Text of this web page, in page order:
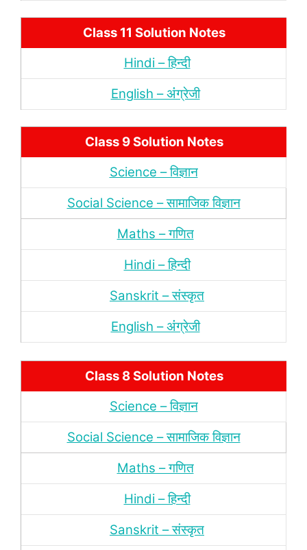
Class 11 Solution Notes
Hindi – हिन्‍दी
English – अंंग्रेजी
Class 9 Solution Notes
Science – विज्ञान
Social Science – सामाजिक विज्ञान
Maths – गणित
Hindi – हिन्‍दी
Sanskrit – संस्‍कृत
English – अंंग्रेजी
Class 8 Solution Notes
Science – विज्ञान
Social Science – सामाजिक विज्ञान
Maths – गणित
Hindi – हिन्‍दी
Sanskrit – संस्‍कृत